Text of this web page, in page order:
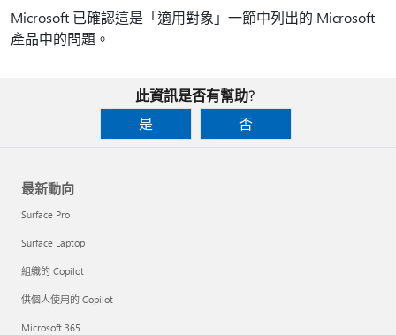
Microsoft 已確認這是「適用對象」一節中列出的 Microsoft
產品中的問題。
此資訊是否有幫助?
是
否
最新動向
Surface Pro
Surface Laptop
組織的 Copilot
供個人使用的 Copilot
Microsoft 365